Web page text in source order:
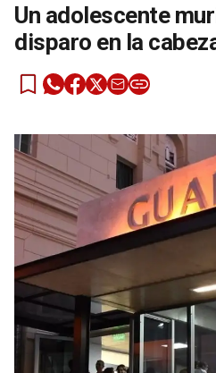
Un adolescente
disparo en la